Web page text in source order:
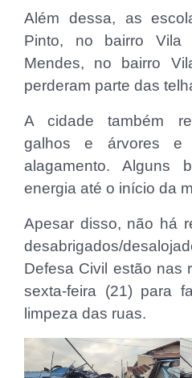
Além dessa, as
Pinto, no bairro
Mendes, no bairro
perderam parte das
A cidade também
galhos e árvores e
alagamento. Alguns
energia até o início da
Apesar disso, não há
desabrigados/
Defesa Civil estão nas
sexta-feira (21) para
limpeza das ruas.